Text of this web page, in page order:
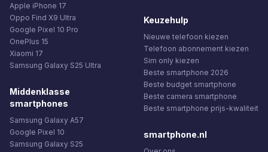
Apple iPhone 17
Oppo Find X9 Ultra
Google Pixel 10 Pro
OnePlus 15
Xiaomi 17
Samsung Galaxy S25 Ultra
Middenklasse
smartphones
Samsung Galaxy A57
Google Pixel 10
Samsung Galaxy S25
Keuzehulp
Nieuwe telefoon kiezen
Telefoon abonnement kiezen
Sim only kiezen
Beste smartphone 2026
Beste budget smartphone
Beste camera smartphone
Beste smartphone prijs-kwaliteit
smartphone.nl